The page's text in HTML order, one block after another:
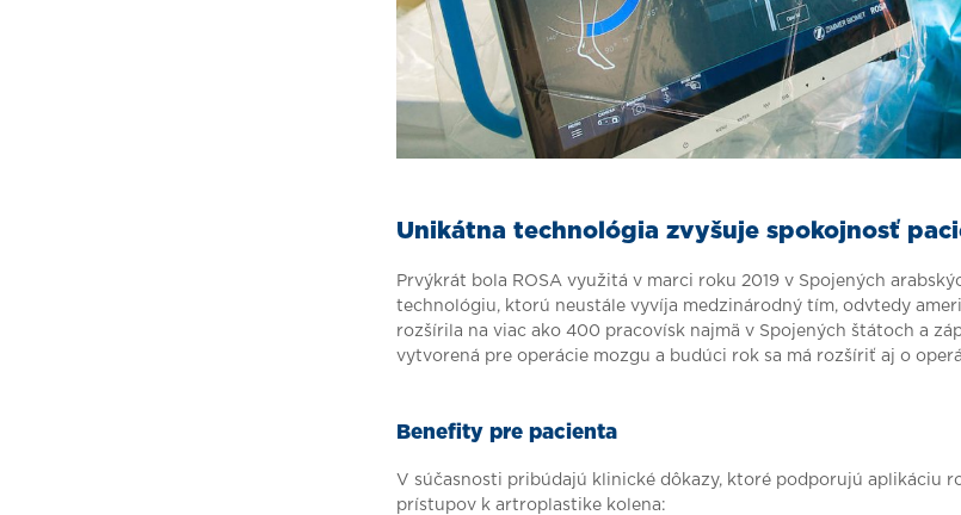
Unikátna technológia zvyšuje spokojnosť
Prvýkrát bola ROSA využitá v marci roku 2019 v Spojených
technológiu, ktorú neustále vyvíja medzinárodný tím, odvtedy
rozšírila na viac ako 400 pracovísk najmä v Spojených štátoch a
vytvorená pre operácie mozgu a budúci rok sa má rozšíriť aj o
Benefity pre pacienta
V súčasnosti pribúdajú klinické dôkazy, ktoré podporujú aplikáciu
prístupov k artroplastike kolena: